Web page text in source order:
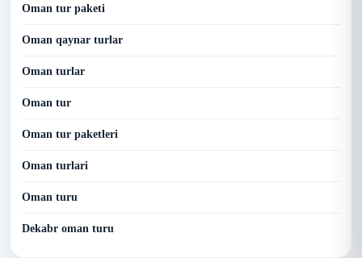
Oman tur paketi
Oman qaynar turlar
Oman turlar
Oman tur
Oman tur paketleri
Oman turlari
Oman turu
Dekabr oman turu